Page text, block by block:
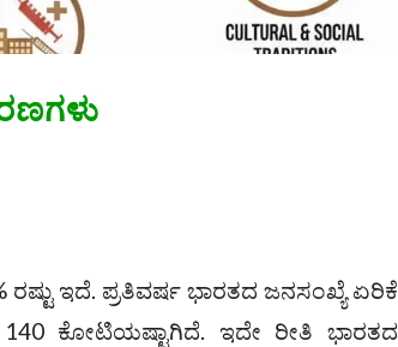
ರಷ್ಟು ಇದೆ. ಪ್ರತಿವರ್ಷ ಭಾರತದ ಜನಸಂಖ್ಯೆ ಏರಿಕೆ
140 ಕೋಟಿಯಷ್ಟಾಗಿದೆ. ಇದೇ ರೀತಿ ಭಾರತದ